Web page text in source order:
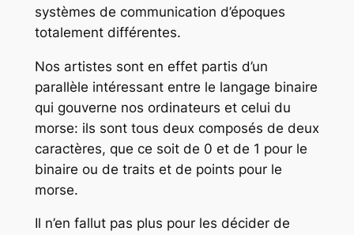
systèmes de communication d’époques
totalement différentes.
Nos artistes sont en effet partis d’un
parallèle intéressant entre le langage binaire
qui gouverne nos ordinateurs et celui du
morse: ils sont tous deux composés de deux
caractères, que ce soit de 0 et de 1 pour le
binaire ou de traits et de points pour le
morse.
Il n’en fallut pas plus pour les décider de